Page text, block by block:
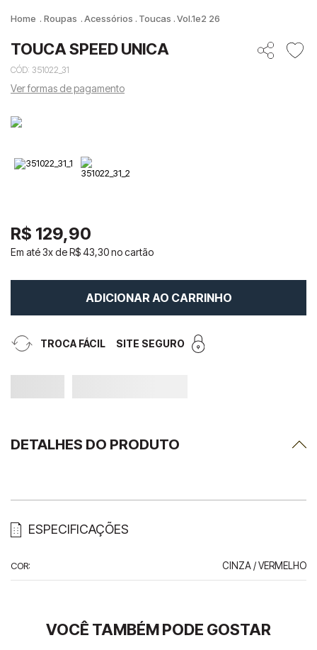
Roupas Acessórios Toucas Vol.1e2 26
TOUCA SPEED UNICA
CÓD: 351022_31
Ver formas de pagamento
R$ 129,90
Em até3x deR$43,30no cartão
ADICIONAR AO CARRINHO
TROCA FÁCIL SITE SEGURO
DETALHES DO PRODUTO
ESPECIFICAÇÕES
COR: CINZA / VERMELHO
VOCÊ TAMBÉM PODE GOSTAR